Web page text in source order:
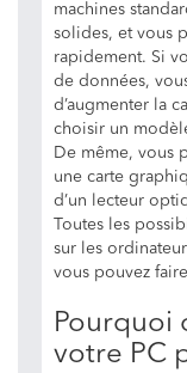
machines
solides, et vous
rapidement. Si
de données,
d’augmenter la
choisir un
De même, vous
une carte
d’un lecteur
Toutes les
sur les
vous pouvez
Pourquoi
votre PC